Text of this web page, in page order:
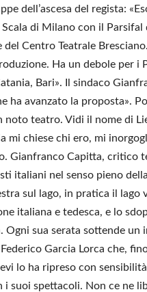
dell’ascesa del regista:
di Milano con il
del Centro Teatrale
Ha un debole per i
Bari». Il sindaco
ha avanzato la proposta».
noto teatro. Vidi il nome di
mi chiese chi ero, mi
Gianfranco Capitta, critico
italiani nel senso pieno
sul lago, in pratica il lago
italiana e tedesca, e lo
sua serata sottende un
Garcia Lorca che,
lo ha ripreso con
i suoi spettacoli. Non ce ne